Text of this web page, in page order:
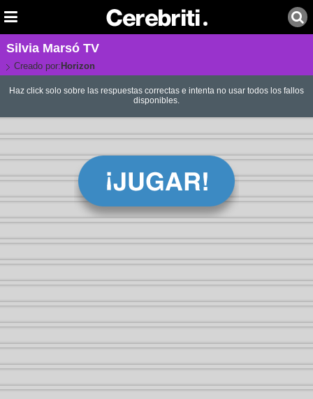
Silvia Marsó TV
Creado por: Horizon
Haz click solo sobre las respuestas correctas e intenta no usar todos los fallos
disponibles.